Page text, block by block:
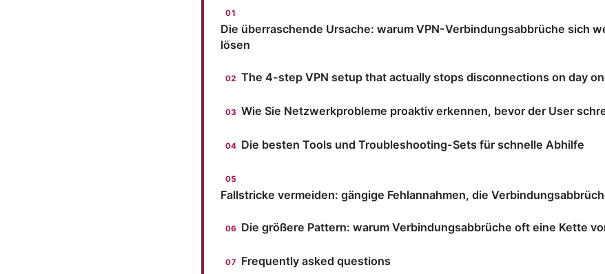
Die überraschende Ursache: warum VPN-Verbindungsabbrüche sich
lösen
The 4-step VPN setup that actually stops disconnections on day
Wie Sie Netzwerkprobleme proaktiv erkennen, bevor der User
Die besten Tools und Troubleshooting-Sets für schnelle Abhilfe
Fallstricke vermeiden: gängige Fehlannahmen, die
Die größere Pattern: warum Verbindungsabbrüche oft eine Kette
Frequently asked questions